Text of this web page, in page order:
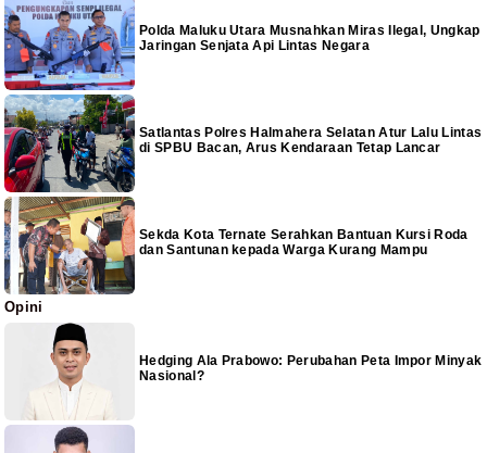
Polda Maluku Utara Musnahkan Miras Ilegal, Ungkap
Jaringan Senjata Api Lintas Negara
Satlantas Polres Halmahera Selatan Atur Lalu Lintas
di SPBU Bacan, Arus Kendaraan Tetap Lancar
Sekda Kota Ternate Serahkan Bantuan Kursi Roda
dan Santunan kepada Warga Kurang Mampu
Opini
Hedging Ala Prabowo: Perubahan Peta Impor Minyak
Nasional?